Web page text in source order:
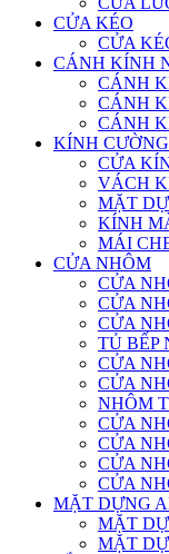
CỬA KÉO
CỬA
CÁNH KÍNH
CÁNH
CÁNH
CÁNH
KÍNH
CỬA
VÁCH
MẶT
KÍNH
MÁI
CỬA NHÔM
CỬA
CỬA
CỬA
TỦ BẾP
CỬA
CỬA
NHÔM
CỬA
CỬA
CỬA
CỬA
MẶT DỰNG
MẶT
MẶT